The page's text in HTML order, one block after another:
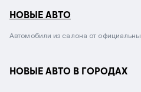
НОВЫЕ АВТО
Автомобили из салона от
НОВЫЕ АВТО В ГОРОДАХ